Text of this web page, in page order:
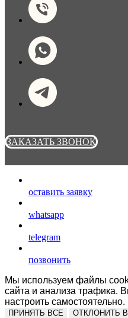
ЗАКАЗАТЬ ЗВОНОК
оставить заявку
whatsapp
telegram
позвонить
Мы используем файлы
сайта и анализа трафика.
настроить самостоятельно.
ПРИНЯТЬ ВСЕ
ОТКЛОНИТЬ